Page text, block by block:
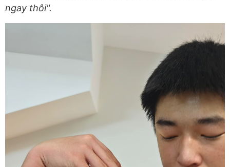
ngay thôi".